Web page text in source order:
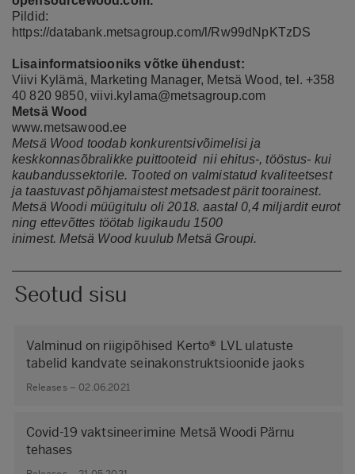
Pildid:
https://databank.metsagroup.com/l/Rw99dNpKTzDS
Lisainformatsiooniks võtke ühendust:
Viivi Kylämä, Marketing Manager, Metsä Wood, tel. +358
40 820 9850,viivi.kylama@metsagroup.com
Metsä Wood
www.metsawood.ee
Metsä Wood toodab konkurentsivõimelisi ja
keskkonnasõbralikke puittooteid nii ehitus-, tööstus- kui
kaubandussektorile. Tooted on valmistatud kvaliteetsest
ja taastuvast põhjamaistest metsadest pärit toorainest.
Metsä Woodimüügitulu oli 2018. aastal 0,4 miljardit eurot
ning ettevõttes töötab ligikaudu 1500
inimest.Metsä Wood kuulubMetsä Groupi.
Seotud sisu
Valminud on riigipõhised Kerto® LVL ulatuste
tabelid kandvate seinakonstruktsioonide jaoks
Releases – 02.06.2021
Covid-19 vaktsineerimine Metsä Woodi Pärnu
tehases